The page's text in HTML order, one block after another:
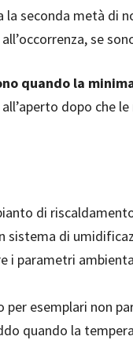
seconda metà di
se
quando la
dopo che
di
sistema di
i parametri
per esemplari non
quando la